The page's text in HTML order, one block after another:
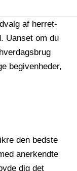
af herret-
Uanset om du
begivenheder,
den bedste
anerkendte
dig det